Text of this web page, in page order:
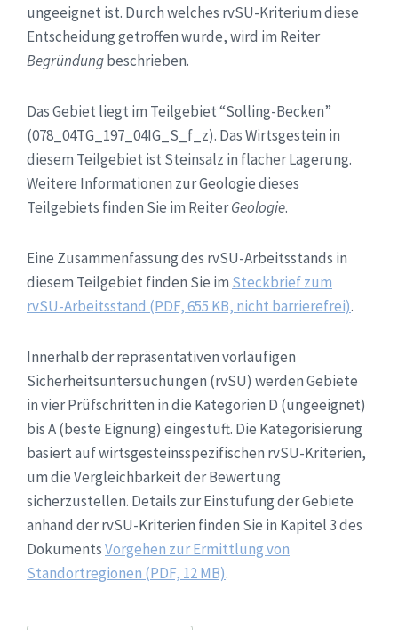
ungeeignet ist. Durch welches rvSU-Kriterium diese
Entscheidung getroffen wurde, wird im Reiter
Begründungbeschrieben.
Das Gebiet liegt im Teilgebiet “Solling-Becken”
(078_04TG_197_04IG_S_f_z). Das Wirtsgestein in
diesem Teilgebiet ist Steinsalz in flacher Lagerung.
Weitere Informationen zur Geologie dieses
Teilgebiets finden Sie im ReiterGeologie.
Eine Zusammenfassung des rvSU-Arbeitsstands in
diesem Teilgebiet finden Sie im Steckbrief zum
rvSU-Arbeitsstand (PDF, 655 KB, nicht barrierefrei).
Innerhalb der repräsentativen vorläufigen
Sicherheitsuntersuchungen (rvSU) werden Gebiete
in vier Prüfschritten in die Kategorien D (ungeeignet)
bis A (beste Eignung) eingestuft. Die Kategorisierung
basiert auf wirtsgesteinsspezifischen rvSU-Kriterien,
um die Vergleichbarkeit der Bewertung
sicherzustellen. Details zur Einstufung der Gebiete
anhand der rvSU-Kriterien finden Sie in Kapitel 3 des
DokumentsVorgehen zur Ermittlung von
Standortregionen (PDF, 12 MB).